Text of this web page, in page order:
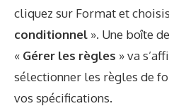
cliquez sur Format et
conditionnel ». Une boîte
« Gérer les règles » va
sélectionner les règles de
vos spécifications.